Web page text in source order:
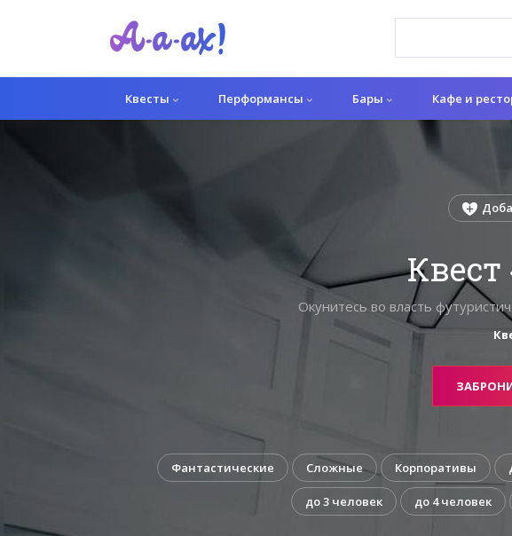
Квесты Перформансы Бары Кафе и
Квест
Окунитесь во власть
Фантастические Сложные Корпоративы
до 3 человек до 4 человек